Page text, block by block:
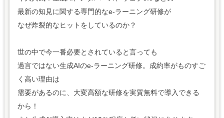
最新の知見に関する専門的なe-ラーニング研修が
なぜ炸裂的なヒットをしているのか？
世の中で今一番必要とされていると言っても
過言ではない生成AIのe-ラーニング研修。成約率がものすご
く高い理由は
需要があるのに、大変高額な研修を実質無料で導入できる
から！